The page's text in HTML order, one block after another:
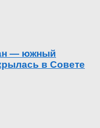
— южный
в Совете